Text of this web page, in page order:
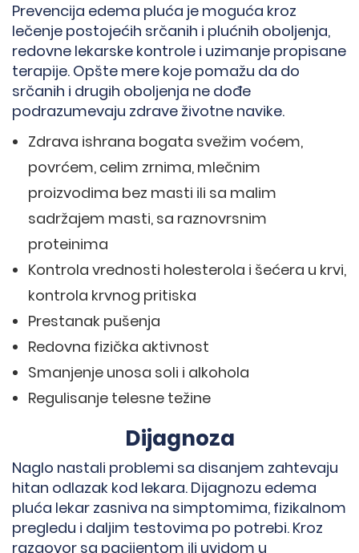
Prevencija edema pluća je moguća kroz
lečenje postojećih srčanih i plućnih oboljenja,
redovne lekarske kontrole i uzimanje propisane
terapije. Opšte mere koje pomažu da do
srčanih i drugih oboljenja ne dođe
podrazumevaju zdrave životne navike.
Zdrava ishrana bogata svežim voćem,
povrćem, celim zrnima, mlečnim
proizvodima bez masti ili sa malim
sadržajem masti, sa raznovrsnim
proteinima
Kontrola vrednosti holesterola i šećera u krvi,
kontrola krvnog pritiska
Prestanak pušenja
Redovna fizička aktivnost
Smanjenje unosa soli i alkohola
Regulisanje telesne težine
Dijagnoza
Naglo nastali problemi sa disanjem zahtevaju
hitan odlazak kod lekara. Dijagnozu edema
pluća lekar zasniva na simptomima, fizikalnom
pregledu i daljim testovima po potrebi. Kroz
razgovor sa pacijentom ili uvidom u